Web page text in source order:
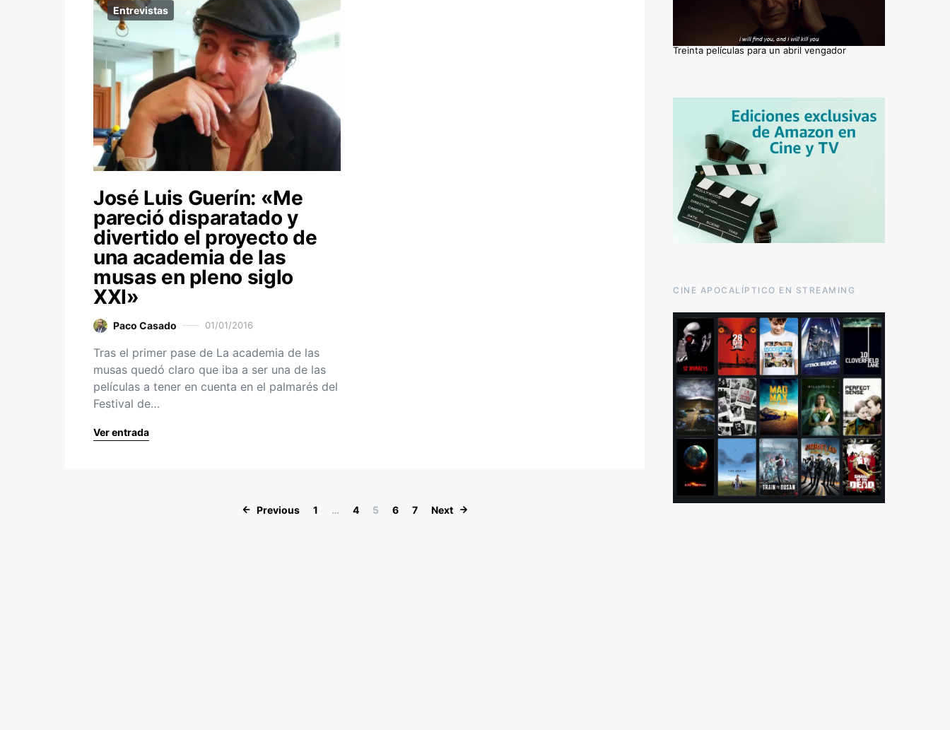
Entrevistas
José Luis Guerín: «Me
pareció disparatado y
divertido el proyecto de
una academia de las
musas en pleno siglo
XXI»
Paco Casado 01/01/2016
Tras el primer pase de La academia de las
musas quedó claro que iba a ser una de las
películas a tener en cuenta en el palmarés del
Festival de…
Ver entrada
Paginación de entradas
Previous 1 … 4 5 6 7 Next
Treinta películas para un abril vengador
CINE APOCALÍPTICO EN STREAMING